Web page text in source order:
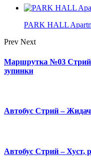
PARK HALL
Prev Next
Маршрутка №03 Стрий
зупинки
Автобус Стрий –
Автобус Стрий – Хуст,